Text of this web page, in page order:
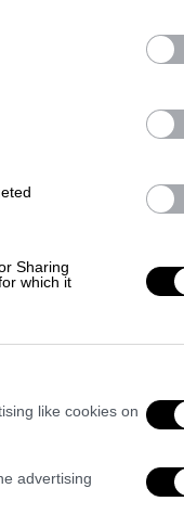
Sharing
which it
like cookies on
advertising
μέσω
δεν